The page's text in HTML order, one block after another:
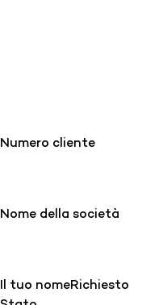
Numero cliente
Nome della società
Il tuo nomeRichiesto